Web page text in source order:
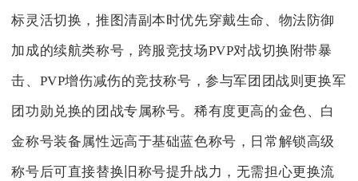
标灵活切换，推图清副本时优先穿戴生命、物法防御
加成的续航类称号，跨服竞技场PVP对战切换附带暴
击、PVP增伤减伤的竞技称号，参与军团团战则更换军
团功勋兑换的团战专属称号。稀有度更高的金色、白
金称号装备属性远高于基础蓝色称号，日常解锁高级
称号后可直接替换旧称号提升战力，无需担心更换流